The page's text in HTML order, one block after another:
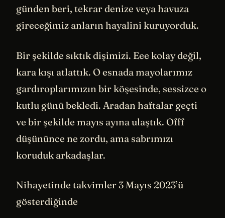
günden beri, tekrar denize veya havuza
gireceğimiz anların hayalini kuruyorduk.
Bir şekilde sıktık dişimizi. Eee kolay değil,
kara kışı atlattık. O esnada mayolarımız
gardıroplarımızın bir köşesinde, sessizce o
kutlu günü bekledi. Aradan haftalar geçti
ve bir şekilde mayıs ayına ulaştık. Offf
düşününce ne zordu, ama sabrımızı
koruduk arkadaşlar.
Nihayetinde takvimler 3 Mayıs 2023’ü
gösterdiğinde